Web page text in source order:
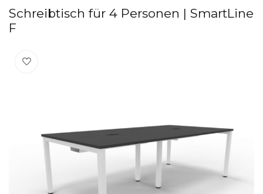
Schreibtisch für 4 Personen | SmartLine
F